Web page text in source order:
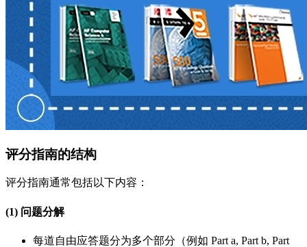
评分指南的结构
评分指南通常包括以下内容：
(1) 问题分解
每道自由应答题分为多个部分（例如 Part a, Part b, Part